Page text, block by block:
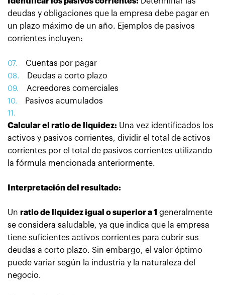
deudas y obligaciones que la empresa debe pagar en
un plazo máximo de un año. Ejemplos de pasivos
corrientes incluyen:
Cuentas por pagar
Deudas a corto plazo
Acreedores comerciales
Pasivos acumulados
Calcular el ratio de liquidez: Una vez identificados los
activos y pasivos corrientes, dividir el total de activos
corrientes por el total de pasivos corrientes utilizando
la fórmula mencionada anteriormente.
Interpretación del resultado:
Un ratio de liquidez igual o superior a 1 generalmente
se considera saludable, ya que indica que la empresa
tiene suficientes activos corrientes para cubrir sus
deudas a corto plazo. Sin embargo, el valor óptimo
puede variar según la industria y la naturaleza del
negocio.